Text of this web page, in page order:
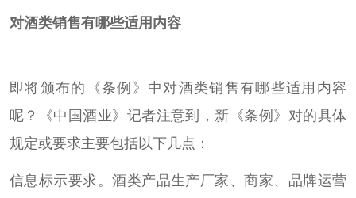
对酒类销售有哪些适用内容
即将颁布的《条例》中对酒类销售有哪些适用内容
呢？《中国酒业》记者注意到，新《条例》对的具体
规定或要求主要包括以下几点：
信息标示要求。酒类产品生产厂家、商家、品牌运营